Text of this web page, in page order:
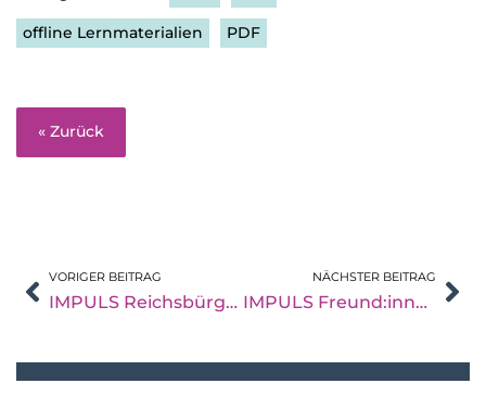
offline Lernmaterialien PDF
« Zurück
VORIGER BEITRAG
IMPULS Reichsbürger:innenmilieu
NÄCHSTER BEITRAG
IMPULS Freund:innenschaf und Verschwörungsideologie